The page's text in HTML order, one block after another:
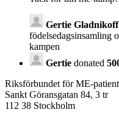
Gertie
födelsedagsinsamling
kampen
Gertie donated
Riksförbundet för ME-
Sankt Göransgatan 84, 3 tr
112 38 Stockholm